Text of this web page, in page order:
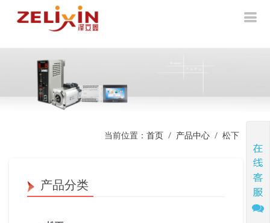
当前位置： 首页 产品中心 松下
产品分类